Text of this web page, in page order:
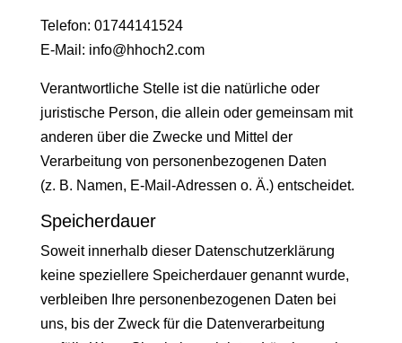
Telefon: 01744141524
E-Mail: info@hhoch2.com
Verantwortliche Stelle ist die natürliche oder
juristische Person, die allein oder gemeinsam mit
anderen über die Zwecke und Mittel der
Verarbeitung von personenbezogenen Daten
(z. B. Namen, E-Mail-Adressen o. Ä.) entscheidet.
Speicherdauer
Soweit innerhalb dieser Datenschutzerklärung
keine speziellere Speicherdauer genannt wurde,
verbleiben Ihre personenbezogenen Daten bei
uns, bis der Zweck für die Datenverarbeitung